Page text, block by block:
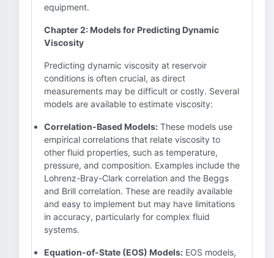
equipment.
Chapter 2: Models for Predicting Dynamic
Viscosity
Predicting dynamic viscosity at reservoir
conditions is often crucial, as direct
measurements may be difficult or costly. Several
models are available to estimate viscosity:
Correlation-Based Models: These models use
empirical correlations that relate viscosity to
other fluid properties, such as temperature,
pressure, and composition. Examples include the
Lohrenz-Bray-Clark correlation and the Beggs
and Brill correlation. These are readily available
and easy to implement but may have limitations
in accuracy, particularly for complex fluid
systems.
Equation-of-State (EOS) Models: EOS models,